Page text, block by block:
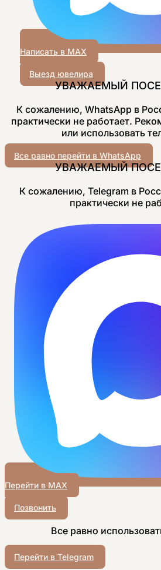
Написать в MAX
Выезд ювелира
УВАЖАЕМЫЙ
К сожалению, WhatsApp в
практически не работает.
или использовать
Все равно перейти в WhatsApp
УВАЖАЕМЫЙ
К сожалению, Telegram в
практически не
Перейти в MAX
Позвонить
Все равно
Перейти в Telegram